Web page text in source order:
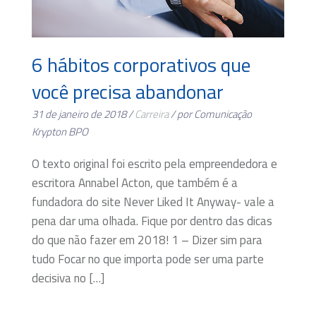
6 hábitos corporativos que
você precisa abandonar
31 de janeiro de 2018 /Carreira/ por Comunicação
Krypton BPO
O texto original foi escrito pela empreendedora e
escritora Annabel Acton, que também é a
fundadora do site Never Liked It Anyway- vale a
pena dar uma olhada. Fique por dentro das dicas
do que não fazer em 2018! 1 – Dizer sim para
tudo Focar no que importa pode ser uma parte
decisiva no […]